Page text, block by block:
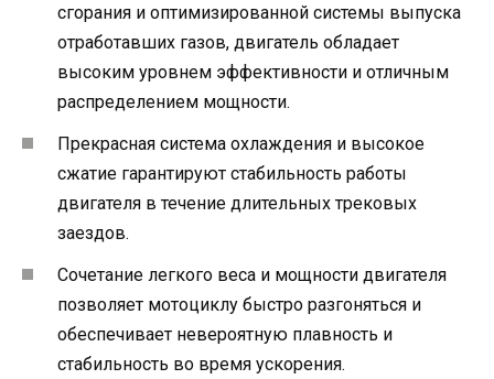
сгорания и оптимизированной системы выпуска
отработавших газов, двигатель обладает
высоким уровнем эффективности и отличным
распределением мощности.
Прекрасная система охлаждения и высокое
сжатие гарантируют стабильность работы
двигателя в течение длительных трековых
заездов.
Сочетание легкого веса и мощности двигателя
позволяет мотоциклу быстро разгоняться и
обеспечивает невероятную плавность и
стабильность во время ускорения.